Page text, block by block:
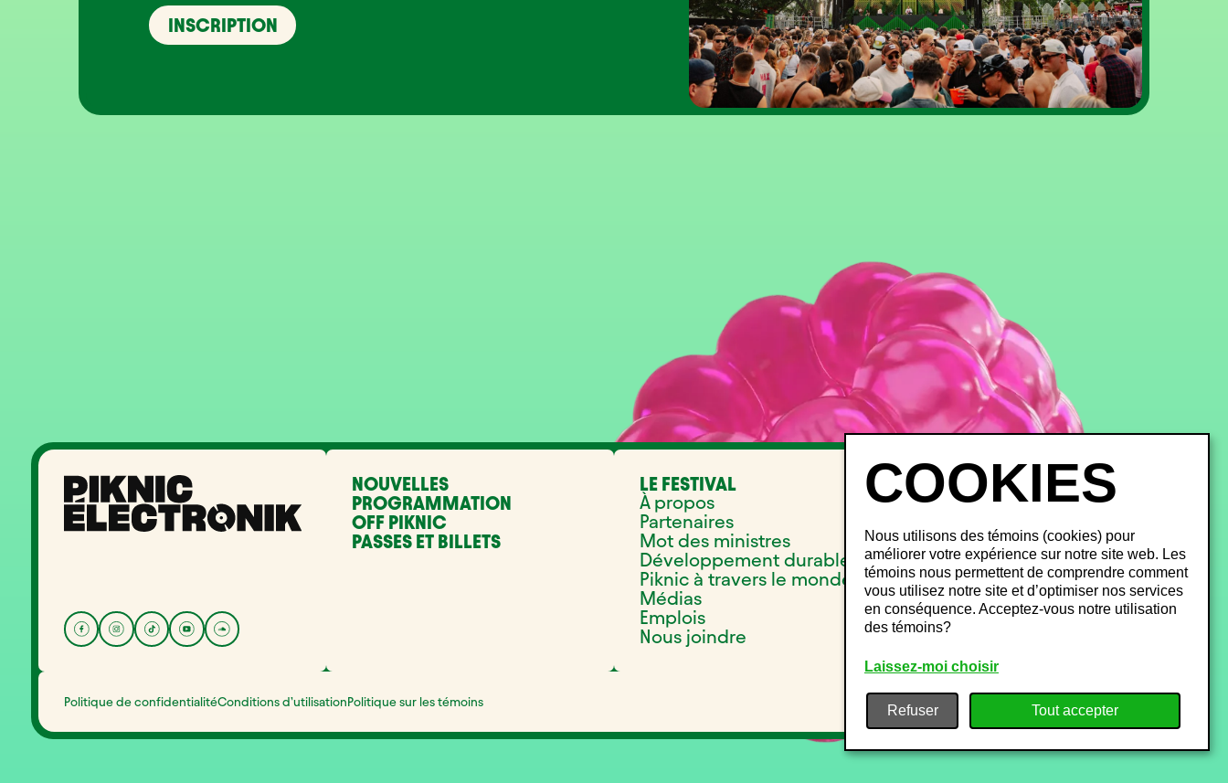
INSCRIPTION
NOUVELLES
PROGRAMMATION
OFF PIKNIC
PASSES ET BILLETS
LE FESTIVAL
À propos
Partenaires
Mot des ministres
Développement durable
Piknic à travers le monde
Médias
Emplois
Nous joindre
INFOS FESTIVALIERS
FAQ
Gestion du bruit
Plan de site
Politique de confidentialitéConditions d’utilisationPolitique sur les témoins
Nous utilisons des témoins (cookies) pour
améliorer votre expérience sur notre site web. Les
témoins nous permettent de comprendre comment
vous utilisez notre site et d’optimiser nos services
en conséquence. Acceptez-vous notre utilisation
des témoins?
Laissez-moi choisir